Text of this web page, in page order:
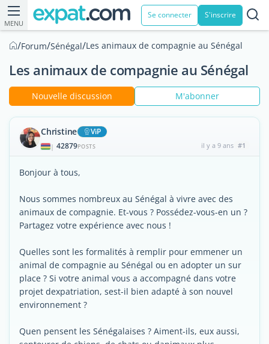
MENU
Se connecter S'inscrire
/Forum/Sénégal/Les animaux de compagnie au Sénégal
Les animaux de compagnie au Sénégal
Nouvelle discussion M'abonner
Christine ViP
| 42879POSTS il y a 9 ans #1
Bonjour à tous,
Nous sommes nombreux au Sénégal à vivre avec des
animaux de compagnie. Et-vous ? Possédez-vous-en un ?
Partagez votre expérience avec nous !
Quelles sont les formalités à remplir pour emmener un
animal de compagnie au Sénégal ou en adopter un sur
place ? Si votre animal vous a accompagné dans votre
projet dexpatriation, sest-il bien adapté à son nouvel
environnement ?
Quen pensent les Sénégalaises ? Aiment-ils, eux aussi,